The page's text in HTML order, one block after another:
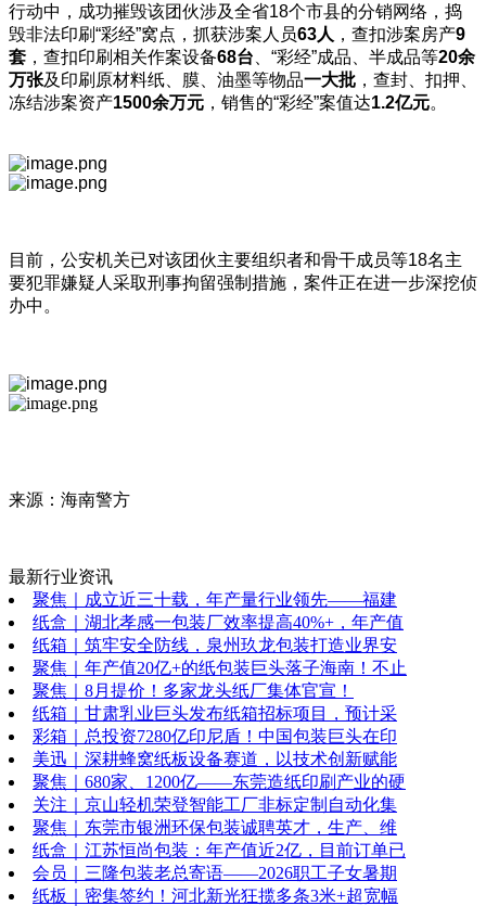
行动中，成功摧毁该团伙涉及全省18个市县的分销网络，捣
毁非法印刷“彩经”窝点，抓获涉案人员63人 ，查扣涉案房产9
套 ，查扣印刷相关作案设备68台 、“彩经”成品、半成品等20余
万张及印刷原材料纸、膜、油墨等物品一大批 ，查封、扣押、
冻结涉案资产1500余万元 ，销售的“彩经”案值达1.2亿元。
目前，公安机关已对该团伙主要组织者和骨干成员等18名主
要犯罪嫌疑人采取刑事拘留强制措施，案件正在进一步深挖侦
办中。
来源：海南警方
最新行业资讯
聚焦｜成立近三十载，年产量行业领先——福建
纸盒｜湖北孝感一包装厂效率提高40%+，年产值
纸箱｜筑牢安全防线，泉州玖龙包装打造业界安
聚焦｜年产值20亿+的纸包装巨头落子海南！不止
聚焦｜8月提价！多家龙头纸厂集体官宣！
纸箱｜甘肃乳业巨头发布纸箱招标项目，预计采
彩箱｜总投资7280亿印尼盾！中国包装巨头在印
美迅｜深耕蜂窝纸板设备赛道，以技术创新赋能
聚焦｜680家、1200亿——东莞造纸印刷产业的硬
关注｜京山轻机荣登智能工厂非标定制自动化集
聚焦｜东莞市银洲环保包装诚聘英才，生产、维
纸盒｜江苏恒尚包装：年产值近2亿，目前订单已
会员｜三隆包装老总寄语——2026职工子女暑期
纸板｜密集签约！河北新光狂揽多条3米+超宽幅